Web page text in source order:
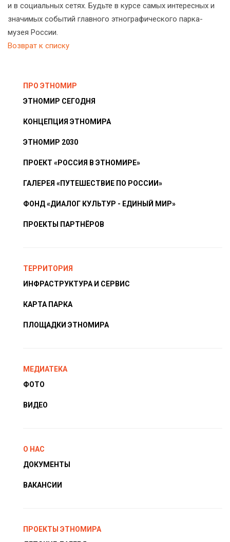
и в социальных сетях. Будьте в курсе самых интересных и
значимых событий главного этнографического парка-
музея России.
Возврат к списку
ПРО ЭТНОМИР
ЭТНОМИР СЕГОДНЯ
КОНЦЕПЦИЯ ЭТНОМИРА
ЭТНОМИР 2030
ПРОЕКТ «РОССИЯ В ЭТНОМИРЕ»
ГАЛЕРЕЯ «ПУТЕШЕСТВИЕ ПО РОССИИ»
ФОНД «ДИАЛОГ КУЛЬТУР - ЕДИНЫЙ МИР»
ПРОЕКТЫ ПАРТНЁРОВ
ТЕРРИТОРИЯ
ИНФРАСТРУКТУРА И СЕРВИС
КАРТА ПАРКА
ПЛОЩАДКИ ЭТНОМИРА
МЕДИАТЕКА
ФОТО
ВИДЕО
О НАС
ДОКУМЕНТЫ
ВАКАНСИИ
ПРОЕКТЫ ЭТНОМИРА